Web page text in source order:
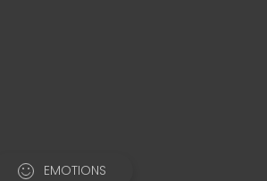
EMOTIONS